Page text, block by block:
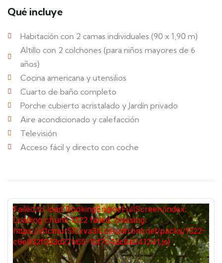
Qué incluye
Habitación con 2 camas individuales (90 x 1,90 m)
Altillo con 2 colchones (para niños mayores de 6
años)
Cocina americana y utensilios
Cuarto de baño completo
Porche cubierto acristalado y Jardín privado
Aire acondicionado y calefacción
Televisión
Acceso fácil y directo con coche